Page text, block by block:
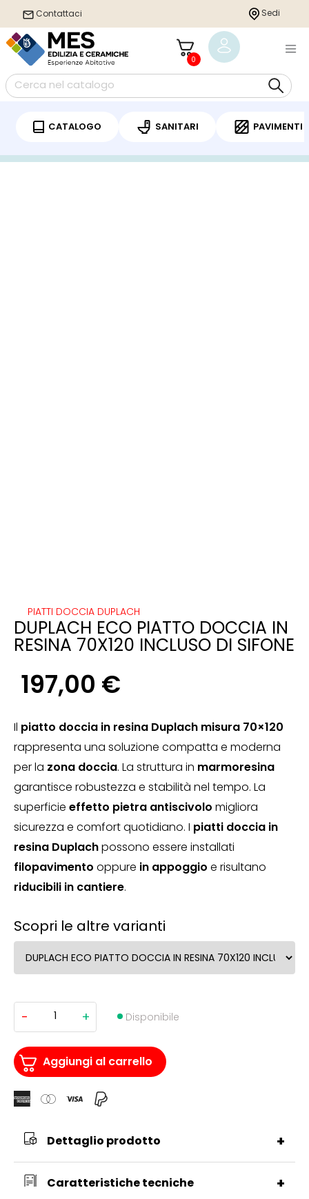
Contattaci Sedi
0
CATALOGO SANITARI PAVIMENTI
/Sanitari /Piatto doccia
/ DUPLACH ECO PIATTO DOCCIA IN RESINA
PIATTI DOCCIA DUPLACH
DUPLACH ECO PIATTO DOCCIA IN
RESINA 70X120 INCLUSO DI SIFONE
197,00 €
Il piatto doccia in resina Duplach misura 70×120
rappresenta una soluzione compatta e moderna
per la zona doccia. La struttura in marmoresina
garantisce robustezza e stabilità nel tempo. La
superficie effetto pietra antiscivolo migliora
sicurezza e comfort quotidiano. I piatti doccia in
resina Duplachpossono essere installati
filopavimento oppure in appoggio e risultano
riducibili in cantiere.
Scopri le altre varianti
-
DUPLACH
PIATTO
DOCCIA
RESINA
70X120
DI
SIFONE
+ Disponibile
Aggiungi al carrello
Dettaglio prodotto +
Caratteristiche tecniche +